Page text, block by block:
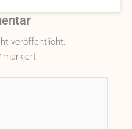
veröffentlicht.
markiert